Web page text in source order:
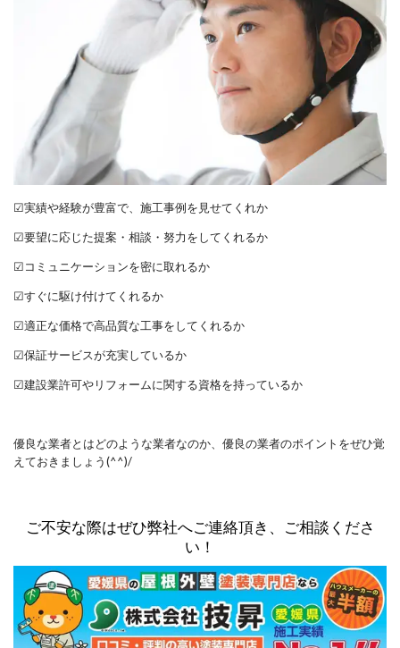
☑実績や経験が豊富で、施工事例を見せてくれか
☑要望に応じた提案・相談・努力をしてくれるか
☑コミュニケーションを密に取れるか
☑すぐに駆け付けてくれるか
☑適正な価格で高品質な工事をしてくれるか
☑保証サービスが充実しているか
☑建設業許可やリフォームに関する資格を持っているか
優良な業者とはどのような業者なのか、優良の業者のポイントをぜひ覚
えておきましょう(^^)/
ご不安な際はぜひ弊社へご連絡頂き、ご相談くださ
い！